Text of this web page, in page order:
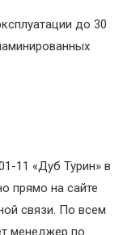
до 30
11 «Дуб Турин» в
прямо на сайте
связи. По всем
менеджер по